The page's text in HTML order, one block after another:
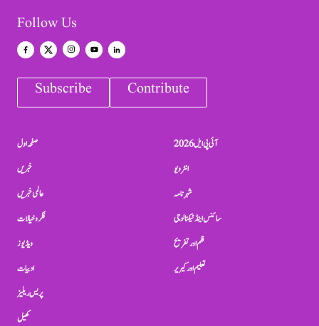
Follow Us
Subscribe Contribute
صفحہ اول
خبریں
عالمی خبریں
فکر و خیالات
ویڈیوز
ادبیات
پریس ریلیز
کھیل
آئی پی ایل 2026
انٹرویو
شہرنامہ
سائنس اینڈ ٹیکنالوجی
فلم اور تفریح
تعلیم اور کیریر